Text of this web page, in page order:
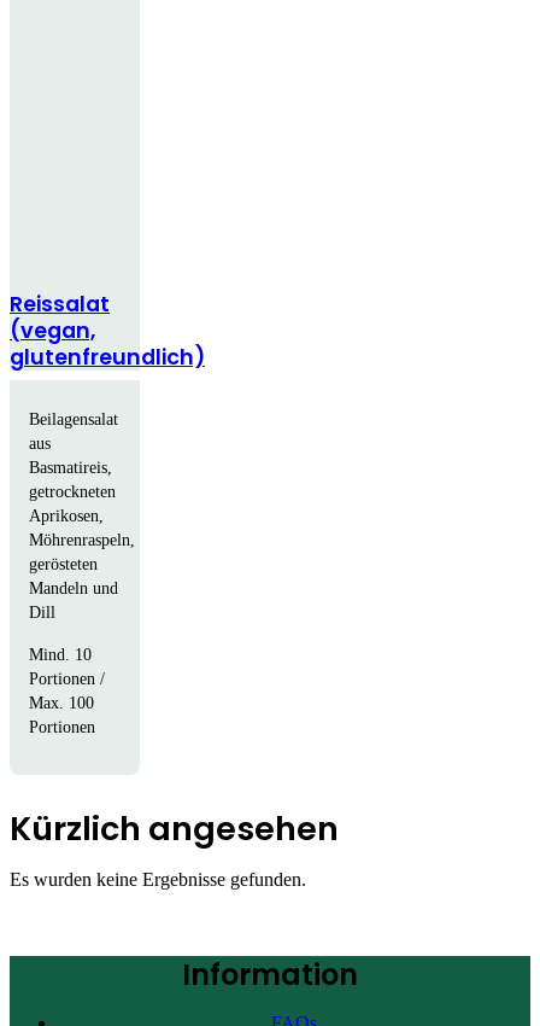
Reissalat
(vegan,
glutenfreundlich)
Beilagensalat
aus
Basmatireis,
getrockneten
Aprikosen,
Möhrenraspeln,
gerösteten
Mandeln und
Dill
Mind. 10
Portionen /
Max. 100
Portionen
Kürzlich angesehen
Es wurden keine Ergebnisse gefunden.
Information